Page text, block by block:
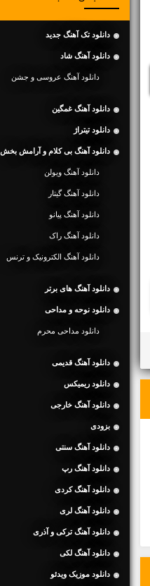
دانلود تک آهنگ جدید
دانلود آهنگ شاد
دانلود آهنگ عروسی و جشن
دانلود آهنگ غمگین
دانلود تیتراژ
دانلود آهنگ بی کلام و آرامش بخش
دانلود آهنگ ویولن
دانلود آهنگ گیتار
دانلود آهنگ پیانو
دانلود آهنگ راک
دانلود آهنگ الکترونیک و ترنس
دانلود آهنگ های برتر
دانلود نوحه و مداحی
دانلود مداحی محرم
دانلود آهنگ قدیمی
دانلود ریمیکس
دانلود آهنگ خارجی
بزودی
دانلود آهنگ سنتی
دانلود آهنگ رپ
دانلود آهنگ کردی
دانلود آهنگ لری
دانلود آهنگ ترکی و آذری
دانلود آهنگ لکی
دانلود موزیک ویدئو